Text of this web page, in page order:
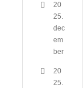
20
25.
dec
em
ber
20
25.